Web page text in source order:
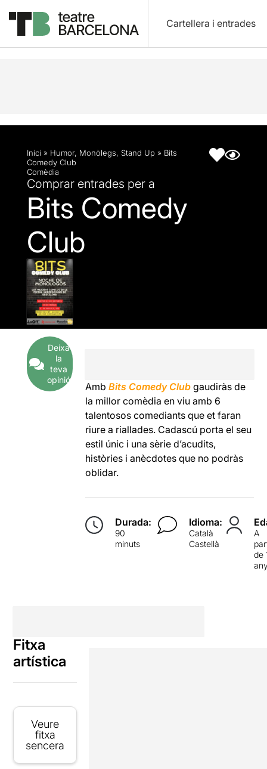
Cartellera i entrades
Descripció Fitxa artística
Inici » Humor, Monòlegs, Stand Up » Bits
Comedy Club
Comèdia
Comprar entrades per a
Bits Comedy
Club
Deixa
la
teva
opinió
AmbBits Comedy Club gaudiràs de
la millor comèdia en viu amb 6
talentosos comediants que et faran
riure a riallades. Cadascú porta el seu
estil únic i una sèrie d’acudits,
històries i anècdotes que no podràs
oblidar.
Durada:
90
minuts
Idioma:
Català
Castellà
A
de
Fitxa
artística
Veure
fitxa
sencera